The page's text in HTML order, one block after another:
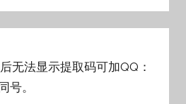
无法显示提取码可加QQ：
号。